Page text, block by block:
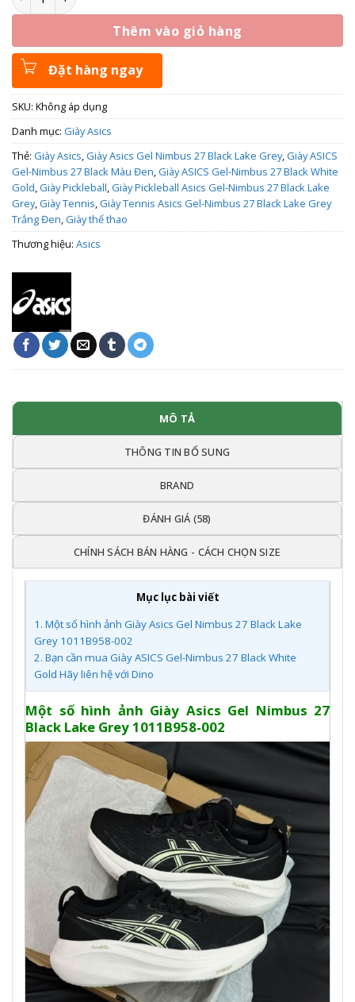
Thêm vào giỏ hàng
Đặt hàng ngay
SKU: Không áp dụng
Danh mục: Giày Asics
Thẻ: Giày Asics, Giày Asics Gel Nimbus 27 Black Lake Grey, Giày ASICS
Gel-Nimbus 27 Black Màu Đen, Giày ASICS Gel-Nimbus 27 Black White
Gold, Giày Pickleball, Giày Pickleball Asics Gel-Nimbus 27 Black Lake
Grey, Giày Tennis, Giày Tennis Asics Gel-Nimbus 27 Black Lake Grey
Trắng Đen, Giày thể thao
Thương hiệu: Asics
MÔ TẢ
THÔNG TIN BỔ SUNG
BRAND
ĐÁNH GIÁ (58)
CHÍNH SÁCH BÁN HÀNG - CÁCH CHỌN SIZE
Mục lục bài viết
1. Một số hình ảnh Giày Asics Gel Nimbus 27 Black Lake
Grey 1011B958-002
2. Bạn cần mua Giày ASICS Gel-Nimbus 27 Black White
Gold Hãy liên hệ với Dino
Một số hình ảnh Giày Asics Gel Nimbus 27
Black Lake Grey 1011B958-002